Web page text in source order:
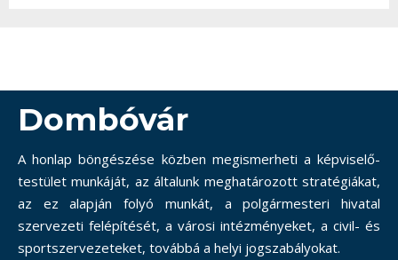
Dombóvár
A honlap böngészése közben megismerheti a képviselő-
testület munkáját, az általunk meghatározott stratégiákat,
az ez alapján folyó munkát, a polgármesteri hivatal
szervezeti felépítését, a városi intézményeket, a civil- és
sportszervezeteket, továbbá a helyi jogszabályokat.